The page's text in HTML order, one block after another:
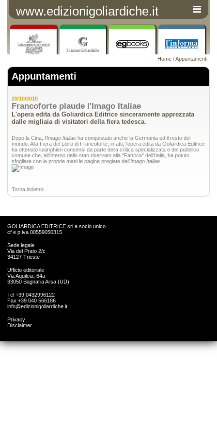
www.edizionigoliardiche.it
Home /Appuntamenti
Appuntamenti
20/10/2010
Francoforte plaude l'Imago Italiae
L'opera edita da Goliardica Editrice sinceramente apprezzata
dalle migliaia di visitatori della fiera tedesca.
Dopo la Cina, l'Imago Italiae ha conquistato anche la Germania ed il resto del
mondo. Alla Fiera del Libro di Francoforte, infatti, l'opera edita da Goliardica Editrice
ha ottenuto lusinghieri consensi da parte della critica specializzata e del pubblico
comune che, all'interno dello stan riservato alla "Fabrica" dell'Italia, ha potuto
sfogliare con le proprie mani le pagine pregiate dell'Imago Italiae
Torna indietro
GOLIARDICA EDITRICE srl a socio unico
cf e p.iva 00559050315
Sede legale
Via del Prato 2/c
34127 Trieste
Ufficio editoriale
Via Aquileia, 64a
33050 Bagnaria Arsa (UD)
Tel +39 0432996122
Fax +39 040 566186
info@edizionigoliardiche.it
Privacy
Disclaimer